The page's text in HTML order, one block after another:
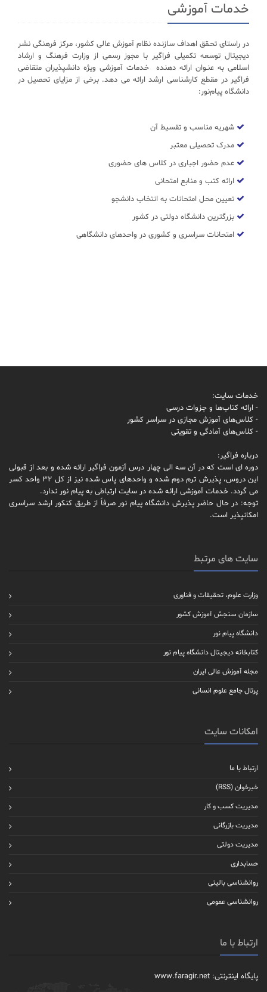
خدمات آموزشی
در راستای تحـقق اهداف سازنده نظام آموزش عالی کشور، مرکز فرهنگی نشر
دیجیتال توسعه تکمیلی فراگیر با مجوز رسمی از وزارت فرهنگ و ارشاد
اسلامی به عنـوان ارائه دهنده خدمات آموزشی ویژه دانشپذیران متقاضی
فراگیر در مقطع کارشناسی ارشد ارائه می دهد. برخی از مزایای تحصیل در
دانشگاه پیام‌نور:
شهریه مناسب و تقسیط آن
مدرک تحصیلی معتبر
عدم حضور اجباری در کلاس های حضوری
ارائه کتب و منابع امتحانی
تعیین محل امتحانات به انتخاب دانشجو
بزرگترین دانشگاه دولتی در کشور
امتحانات سراسری و کشوری در واحدهای دانشگاهی
خدمات سایت:
- ارائه کتاب‌ها و جزوات درسی
- کلاس‌های آموزش مجازی در سراسر کشور
- کلاس‌های آمادگی و تقویتی
درباره فراگیر:
دوره ای است که در آن سه الی چهار درس آزمون فراگیر ارائه شده و بعد از قبولی
این دروس، پذیرش ترم دوم شده و واحدهای پاس شده نیز از کل 32 واحد کسر
می گردد. خدمات آموزشی ارائه شده در سایت ارتباطی به پیام نور ندارد.
توجه: در حال حاضر پذیرش دانشگاه پیام نور صرفاً از طریق کنکور ارشد سراسری
امکانپذیر است.
سایت های مرتبط
وزارت علوم، تحقیقات و فناوری
سازمان سنجش آموزش کشور
دانشگاه پیام نور
کتابخانه دیجیتال دانشگاه پیام نور
مجله آموزش عالی ایران
پرتال جامع علوم انسانی
امکانات سایت
ارتباط با ما
خبرخوان (RSS)
مدیریت کسب و کار
مدیریت بازرگانی
مدیریت دولتی
حسابداری
روانشناسی بالینی
روانشناسی عمومی
ارتباط با ما
پایگاه اینترنتی: www.faragir.net